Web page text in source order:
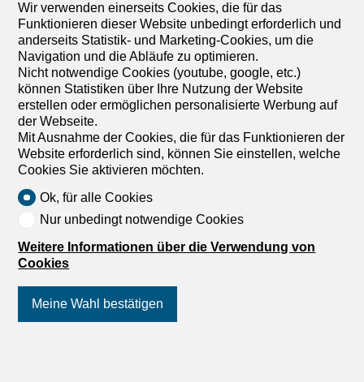
zentral gelegen. Eine Bushaltestelle befindet sich
unmittelbar vor der Liegenschaft und der Hauptbahnhof
ist in bequemer Gehdistanz erreichbar. Diverse
Einkaufsmöglichkeiten sowie Restaurants befinden sich in
nächster Nähe zur Liegenschaft. Interessiert?
Kontaktieren Sie uns gerne für eine unverbindliche
Besichtigung.
1 4
Möblierte Wohnung
Möblierte Wohnung mit 1
Zimmer zur Miete in St. Gallen -
30 m²
CHF 1'115.-/Monat
Wir verwenden einerseits Cookies, die für das
Funktionieren dieser Website unbedingt erforderlich und
anderseits Statistik- und Marketing-Cookies, um die
Navigation und die Abläufe zu optimieren.
Nicht notwendige Cookies (youtube, google, etc.)
können Statistiken über Ihre Nutzung der Website
erstellen oder ermöglichen personalisierte Werbung auf
der Webseite.
Mit Ausnahme der Cookies, die für das Funktionieren der
Website erforderlich sind, können Sie einstellen, welche
Cookies Sie aktivieren möchten.
Ok, für alle Cookies
Nur unbedingt notwendige Cookies
Weitere Informationen über die Verwendung von
Cookies
Meine Wahl bestätigen